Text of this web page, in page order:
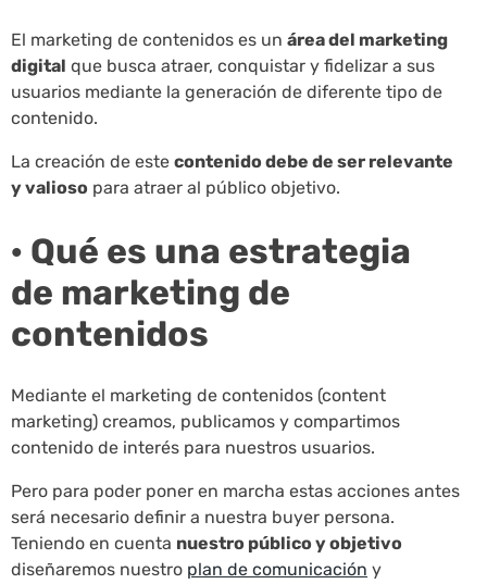
El marketing de contenidos es un área del marketing
digital que busca atraer, conquistar y fidelizar a sus
usuarios mediante la generación de diferente tipo de
contenido.
La creación de este contenido debe de ser relevante
y valioso para atraer al público objetivo.
· Qué es una estrategia
de marketing de
contenidos
Mediante el marketing de contenidos (content
marketing) creamos, publicamos y compartimos
contenido de interés para nuestros usuarios.
Pero para poder poner en marcha estas acciones antes
será necesario definir a nuestra buyer persona.
Teniendo en cuenta nuestro público y objetivo
diseñaremos nuestro plan de comunicación y